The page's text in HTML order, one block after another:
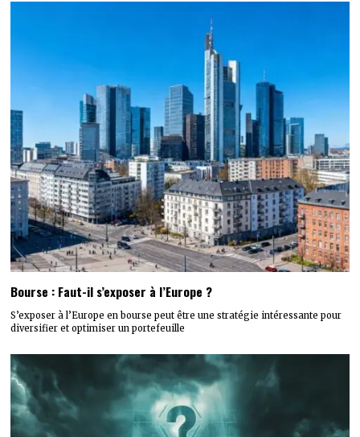
Bourse : Faut-il s’exposer à l’Europe ?
S’exposer à l’Europe en bourse peut être une stratégie intéressante pour
diversifier et optimiser un portefeuille